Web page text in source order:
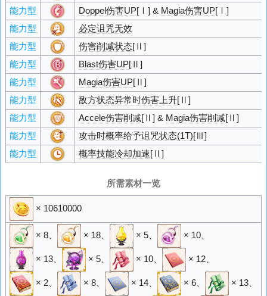
能力型
Doppel伤害UP[Ⅰ] & Magia伤害UP[Ⅰ]
能力型
必定诅咒无效
能力型
伤害削减状态[Ⅱ]
能力型
Blast伤害UP[Ⅱ]
能力型
Magia伤害UP[Ⅱ]
能力型
敌方状态异常时伤害上升[Ⅱ]
能力型
Accele伤害削减[Ⅱ] & Magia伤害削减[Ⅱ]
能力型
攻击时概率给予诅咒状态(1T)[Ⅲ]
能力型
概率技能冷却加速[Ⅱ]
所需素材一览
× 10610000
× 8、 × 18、 × 5、 × 10、
× 13、 × 5、 × 10、 × 12、
× 2、 × 8、 × 14、 × 6、 × 13、